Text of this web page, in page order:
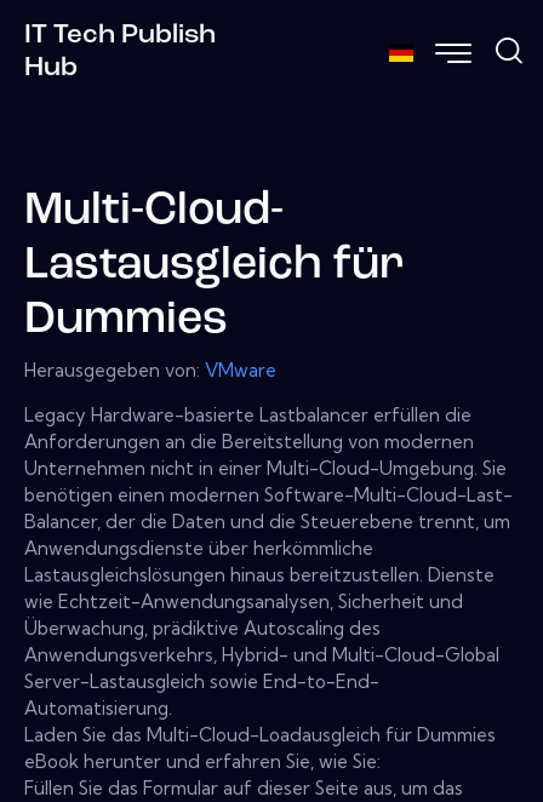
IT Tech Publish
Hub
Multi-Cloud-
Lastausgleich für
Dummies
Herausgegeben von: VMware
Legacy Hardware-basierte Lastbalancer erfüllen die
Anforderungen an die Bereitstellung von modernen
Unternehmen nicht in einer Multi-Cloud-Umgebung. Sie
benötigen einen modernen Software-Multi-Cloud-Last-
Balancer, der die Daten und die Steuerebene trennt, um
Anwendungsdienste über herkömmliche
Lastausgleichslösungen hinaus bereitzustellen. Dienste
wie Echtzeit-Anwendungsanalysen, Sicherheit und
Überwachung, prädiktive Autoscaling des
Anwendungsverkehrs, Hybrid- und Multi-Cloud-Global
Server-Lastausgleich sowie End-to-End-
Automatisierung.
Laden Sie das Multi-Cloud-Loadausgleich für Dummies
eBook herunter und erfahren Sie, wie Sie:
Füllen Sie das Formular auf dieser Seite aus, um das